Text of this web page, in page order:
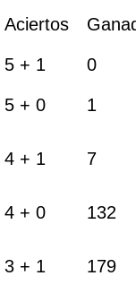
Aciertos
5 + 1 0
5 + 0 1
4 + 1 7
4 + 0 132
3 + 1 179